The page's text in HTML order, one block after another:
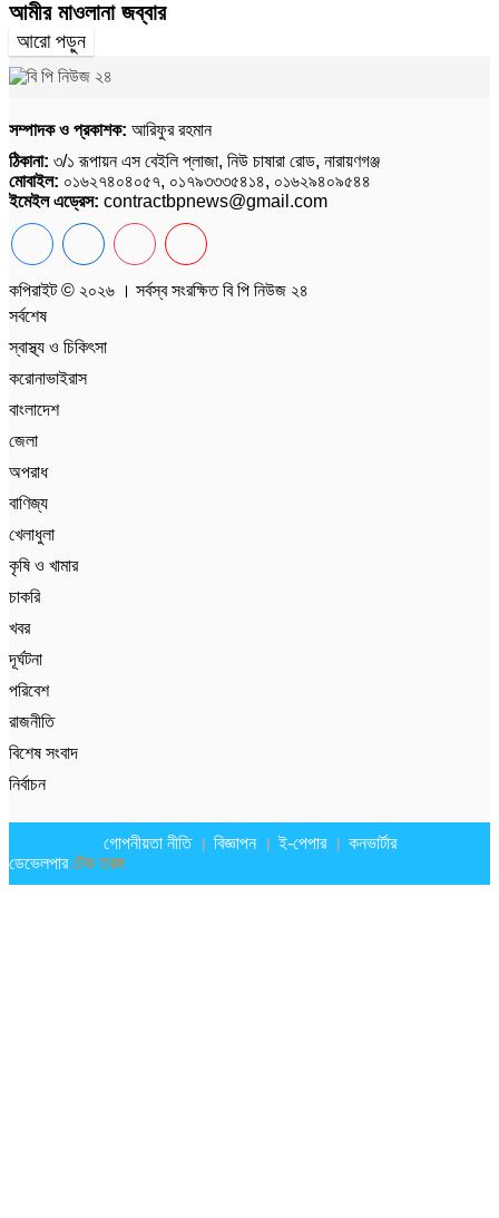
আমীর মাওলানা জব্বার
আরো পড়ুন
সম্পাদক ও প্রকাশক: আরিফুর রহমান
ঠিকানা: ৩/১ রূপায়ন এস বেইলি প্লাজা, নিউ চাষারা রোড, নারায়ণগঞ্জ
মোবাইল: ০১৬২৭৪০৪০৫৭, ০১৭৯৩৩৩৫৪১৪, ০১৬২৯৪০৯৫৪৪
ইমেইল এড্রেস: contractbpnews@gmail.com
কপিরাইট © ২০২৬ । সর্বস্ব সংরক্ষিত বি পি নিউজ ২৪
সর্বশেষ
স্বাস্থ্য ও চিকিৎসা
করোনাভাইরাস
বাংলাদেশ
জেলা
অপরাধ
বাণিজ্য
খেলাধুলা
কৃষি ও খামার
চাকরি
খবর
দূর্ঘটনা
পরিবেশ
রাজনীতি
বিশেষ সংবাদ
নির্বাচন
গোপনীয়তা নীতি বিজ্ঞাপন ই-পেপার
কনভার্টার
ডেভেলপারটেক তরঙ্গ